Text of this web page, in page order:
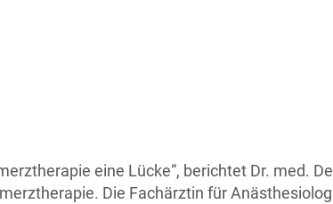
eine Lücke“, berichtet Dr. med.
Die Fachärztin für